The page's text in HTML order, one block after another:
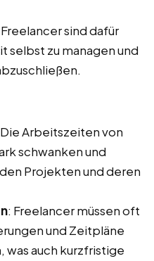
Freelancer sind dafür
selbst zu managen und
Arbeitszeiten von
schwanken und
Projekten und deren
: Freelancer müssen oft
und Zeitpläne
was auch kurzfristige